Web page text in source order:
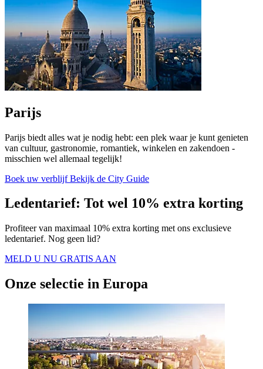
Parijs
Parijs biedt alles wat je nodig hebt: een plek waar je kunt genieten
van cultuur, gastronomie, romantiek, winkelen en zakendoen -
misschien wel allemaal tegelijk!
Boek uw verblijf Bekijk de City Guide
Ledentarief: Tot wel 10% extra korting
Profiteer van maximaal 10% extra korting met ons exclusieve
ledentarief. Nog geen lid?
MELD U NU GRATIS AAN
Onze selectie in Europa